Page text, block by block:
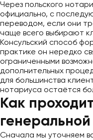
Через польского
официально, с
переводом, если они
чаще всего выбирают
Консульский способ
практике он нередко
ограниченными
дополнительных
для большинства
нотариуса остаётся
Как
Сначала мы уточняем